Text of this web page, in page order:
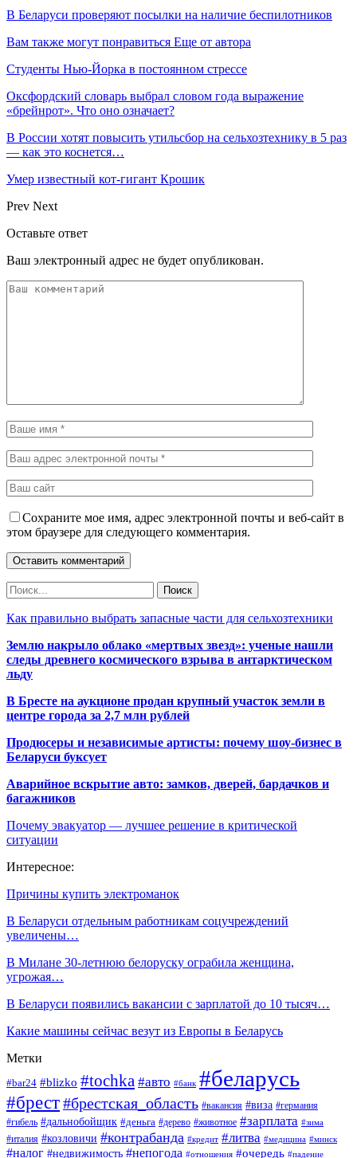
В Беларуси проверяют посылки на наличие беспилотников
Вам также могут понравиться Еще от автора
Студенты Нью-Йорка в постоянном стрессе
Оксфордский словарь выбрал словом года выражение
«брейнрот». Что оно означает?
В России хотят повысить утильсбор на сельхозтехнику в 5 раз
— как это коснется…
Умер известный кот-гигант Крошик
Prev Next
Оставьте ответ
Ваш электронный адрес не будет опубликован.
Сохраните мое имя, адрес электронной почты и веб-сайт в
этом браузере для следующего комментария.
Как правильно выбрать запасные части для сельхозтехники
Землю накрыло облако «мертвых звезд»: ученые нашли
следы древнего космического взрыва в антарктическом
льду
В Бресте на аукционе продан крупный участок земли в
центре города за 2,7 млн рублей
Продюсеры и независимые артисты: почему шоу-бизнес в
Беларуси буксует
Аварийное вскрытие авто: замков, дверей, бардачков и
багажников
Почему эвакуатор — лучшее решение в критической
ситуации
Интересное:
Причины купить электроманок
В Беларуси отдельным работникам соцучреждений
увеличены…
В Милане 30-летнюю белоруску ограбила женщина,
угрожая…
В Беларуси появились вакансии с зарплатой до 10 тысяч…
Какие машины сейчас везут из Европы в Беларусь
Метки
#bar24 #blizko #tochka #авто #банк #беларусь
#брест#брестская_область #вакансия #виза #германия
#гибель #дальнобойщик #деньга #дерево #животное #зарплата #зима
#италия #козловичи #контрабанда #кредит #литва #медицина #минск
#налог #недвижимость #непогода #отношения #очередь #падение